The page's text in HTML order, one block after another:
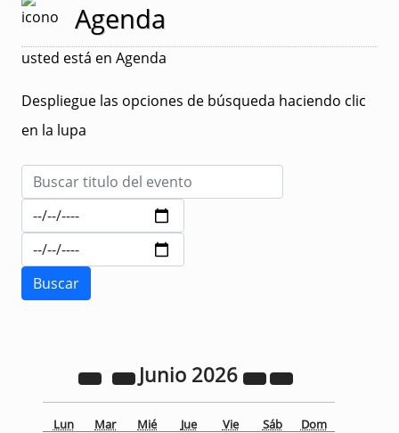
Agenda
usted está en Agenda
Despliegue las opciones de búsqueda haciendo clic
en la lupa
Junio 2026
Lun Mar Mié Jue Vie Sáb Dom